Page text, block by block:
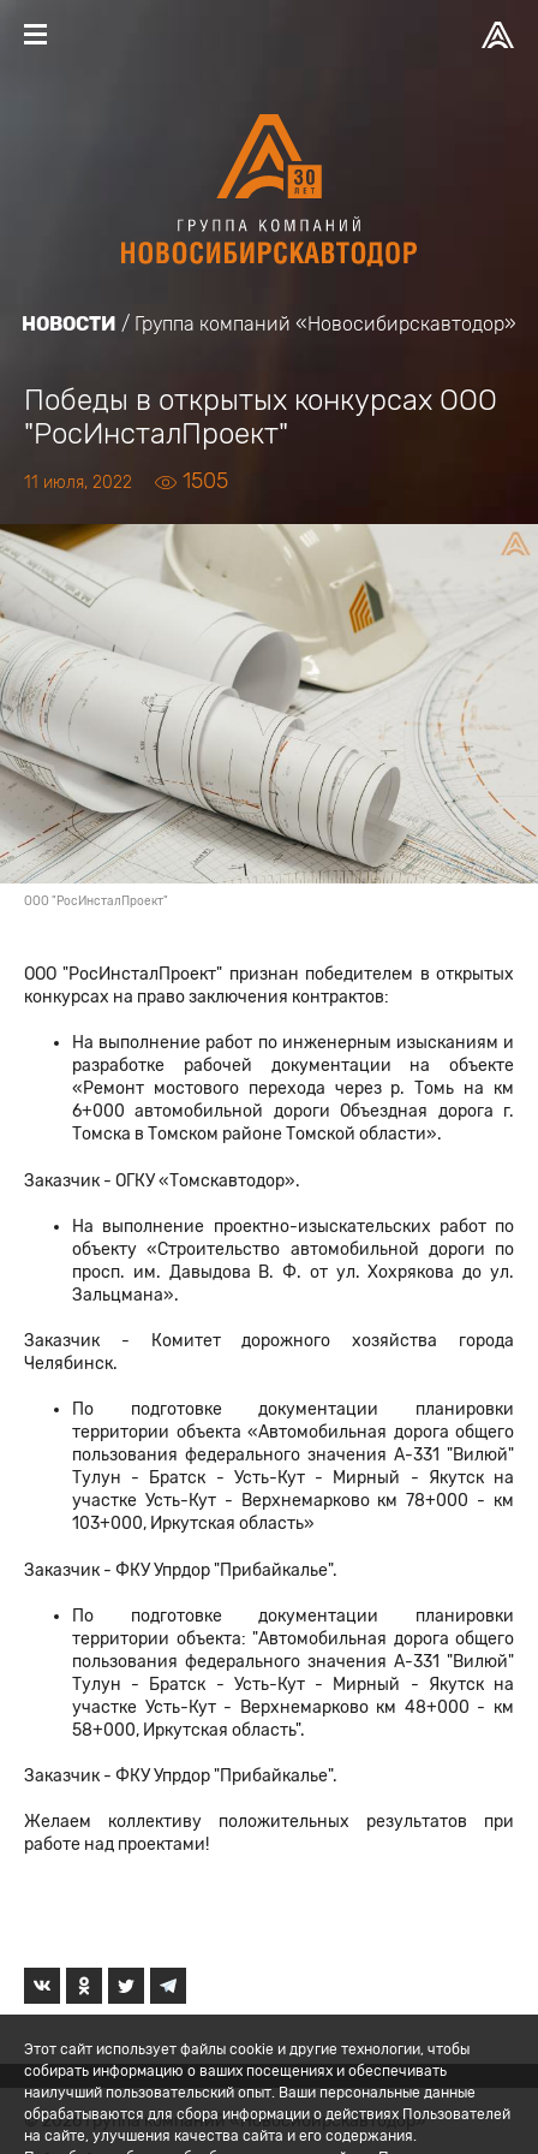
НОВОСТИ Группа компаний «Новосибирскавтодор»
Победы в открытых конкурсах ООО
"РосИнсталПроект"
11 июля, 2022 1505
ООО "РосИнсталПроект"
ООО "РосИнсталПроект" признан победителем в открытых
конкурсах на право заключения контрактов:
На выполнение работ по инженерным изысканиям и
разработке рабочей документации на объекте
«Ремонт мостового перехода через р. Томь на км
6+000 автомобильной дороги Объездная дорога г.
Томска в Томском районе Томской области».
Заказчик - ОГКУ «Томскавтодор».
На выполнение проектно-изыскательских работ по
объекту «Строительство автомобильной дороги по
просп. им. Давыдова В. Ф. от ул. Хохрякова до ул.
Зальцмана».
Заказчик - Комитет дорожного хозяйства города
Челябинск.
По подготовке документации планировки
территории объекта «Автомобильная дорога общего
пользования федерального значения А-331 "Вилюй"
Тулун - Братск - Усть-Кут - Мирный - Якутск на
участке Усть-Кут - Верхнемарково км 78+000 - км
103+000, Иркутская область»
Заказчик - ФКУ Упрдор "Прибайкалье".
По подготовке документации планировки
территории объекта: "Автомобильная дорога общего
пользования федерального значения А-331 "Вилюй"
Тулун - Братск - Усть-Кут - Мирный - Якутск на
участке Усть-Кут - Верхнемарково км 48+000 - км
58+000, Иркутская область".
Заказчик - ФКУ Упрдор "Прибайкалье".
Желаем коллективу положительных результатов при
работе над проектами!
© 2026 Группа компаний «Новосибирскавтодор»
Этот сайт использует файлы cookie и другие технологии, чтобы
собирать информацию о ваших посещениях и обеспечивать
наилучший пользовательский опыт. Ваши персональные данные
обрабатываются для сбора информации о действиях Пользователей
на сайте, улучшения качества сайта и его содержания.